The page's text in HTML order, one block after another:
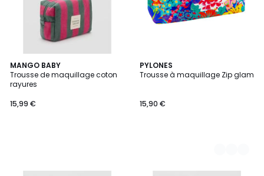
MANGO BABY
Trousse de maquillage coton
rayures
15,99 €
PYLONES
Trousse à maquillage Zip glam
15,90 €
9
Couleurs